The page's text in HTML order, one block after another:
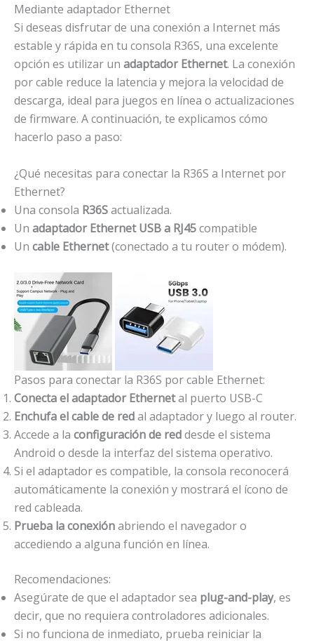
S
p
o
r
t
á
t
i
6
4
G
b
c
n
t
i
d
Mediante adaptador Ethernet
Si deseas disfrutar de una conexión a Internet más
estable y rápida en tu consola R36S, una excelente
opción es utilizar un adaptador Ethernet. La conexión
por cable reduce la latencia y mejora la velocidad de
descarga, ideal para juegos en línea o actualizaciones
de firmware. A continuación, te explicamos cómo
hacerlo paso a paso:
¿Qué necesitas para conectar la R36S a Internet por
Ethernet?
Una consola R36Sactualizada.
Un adaptador Ethernet USB a RJ45compatible
Un cable Ethernet(conectado a tu router o módem).
Pasos para conectar la R36S por cable Ethernet:
Conecta el adaptador Ethernetal puerto USB-C
Enchufa el cable de redal adaptador y luego al router.
Accede a la configuración de reddesde el sistema
Android o desde la interfaz del sistema operativo.
Si el adaptador es compatible, la consola reconocerá
automáticamente la conexión y mostrará el ícono de
red cableada.
Prueba la conexiónabriendo el navegador o
accediendo a alguna función en línea.
Recomendaciones:
Asegúrate de que el adaptador sea plug-and-play, es
decir, que no requiera controladores adicionales.
Si no funciona de inmediato, prueba reiniciar la